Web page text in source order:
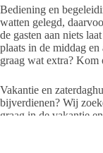
Bediening en
watten gelegd,
de gasten aan niets
plaats in de middag
graag wat extra? Kom
Vakantie en
bijverdienen? Wij
graag in de vakantie